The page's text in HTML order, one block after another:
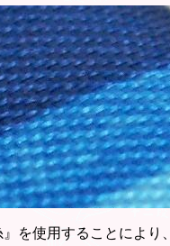
を使用することにより、